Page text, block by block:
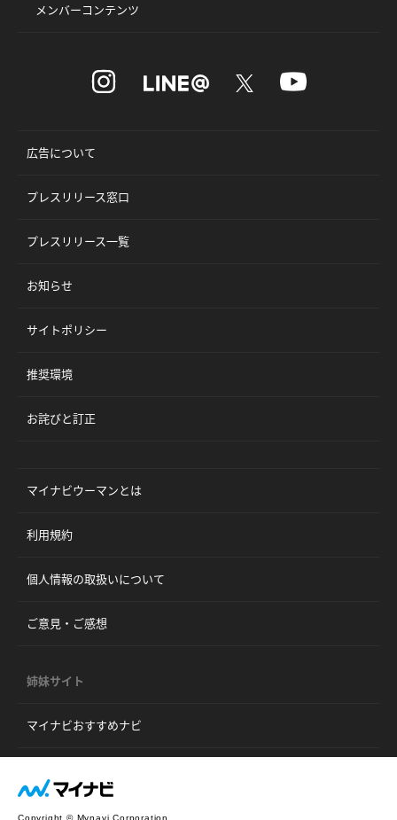
メンバーコンテンツ
広告について
プレスリリース窓口
プレスリリース一覧
お知らせ
サイトポリシー
推奨環境
お詫びと訂正
マイナビウーマンとは
利用規約
個人情報の取扱いについて
ご意見・ご感想
姉妹サイト
マイナビおすすめナビ
Copyright © Mynavi Corporation